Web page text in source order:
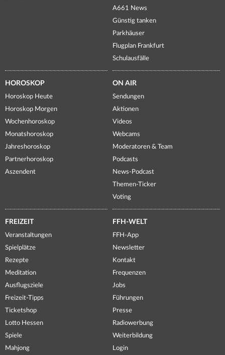
A661 News
Günstig tanken
Parkhäuser
Flugplan Frankfurt
Schulausfälle
HOROSKOP
Horoskop Heute
Horoskop Morgen
Wochenhoroskop
Monatshoroskop
Jahreshoroskop
Partnerhoroskop
Aszendent
ON AIR
Sendungen
Aktionen
Videos
Webcams
Moderatoren & Team
Podcasts
News-Podcast
Themen-Ticker
Voting
FREIZEIT
Veranstaltungen
Spielplätze
Rezepte
Meditation
Ausflugsziele
Freizeit-Tipps
Ticketshop
Lotto Hessen
Spiele
Mahjong
FFH-WELT
FFH-App
Newsletter
Kontakt
Frequenzen
Jobs
Führungen
Presse
Radiowerbung
Weiterbildung
Login